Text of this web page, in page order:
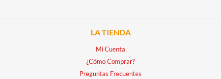
LA TIENDA
Mi Cuenta
¿Cómo Comprar?
Preguntas Frecuentes